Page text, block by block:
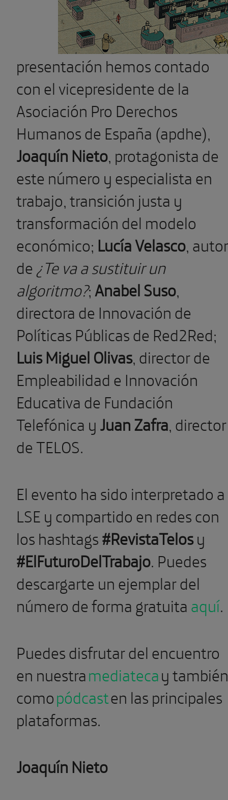
presentación hemos contado
con el vicepresidente de la
Asociación Pro Derechos
Humanos de España (apdhe),
Joaquín Nieto, protagonista de
este número y especialista en
trabajo, transición justa y
transformación del modelo
económico; Lucía Velasco,
de ¿Te va a sustituir un
algoritmo?;Anabel Suso,
directora de Innovación de
Políticas Públicas de Red2Red;
Luis Miguel Olivas, director de
Empleabilidad e Innovación
Educativa de Fundación
Telefónica yJuan Zafra, director
de TELOS.
El evento ha sido interpretado a
LSE y compartido en redes con
los hashtags#RevistaTelosy
#ElFuturoDelTrabajo. Puedes
descargarte un ejemplar del
número de forma gratuitaaquí.
Puedes disfrutar del encuentro
en nuestramediatecay también
comopódcasten las principales
plataformas.
Joaquín Nieto